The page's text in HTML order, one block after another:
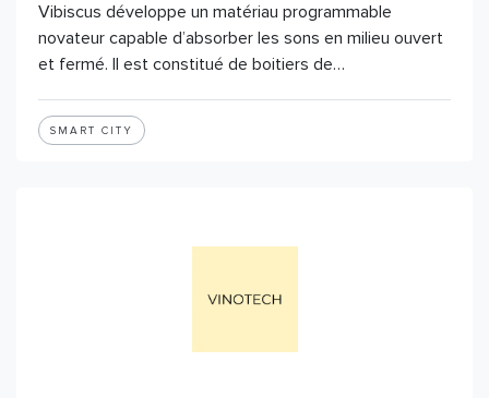
Vibiscus développe un matériau programmable
novateur capable d’absorber les sons en milieu ouvert
et fermé. Il est constitué de boitiers de…
SMART CITY